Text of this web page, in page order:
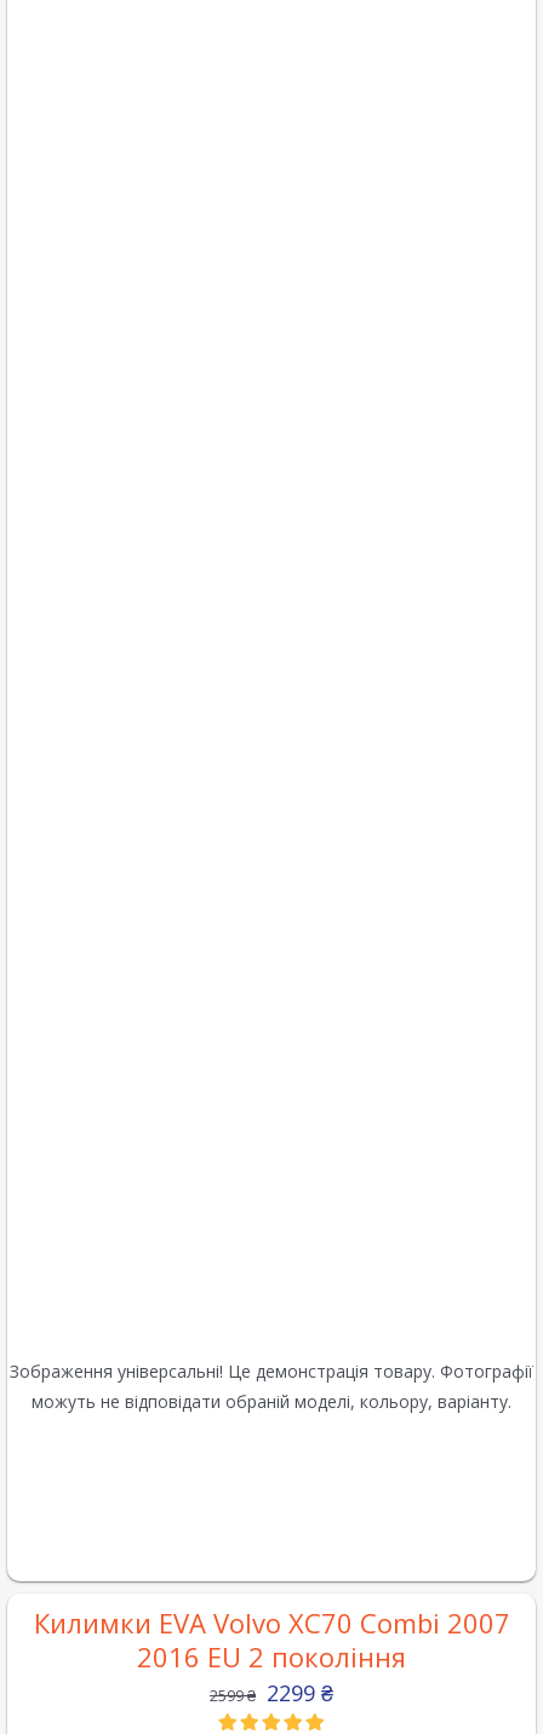
Зображення універсальні! Це демонстрація товару. Фотографії
можуть не відповідати обраній моделі, кольору, варіанту.
Килимки EVA Volvo XC70 Combi 2007
2016 EU 2 покоління
2599₴ 2299 ₴